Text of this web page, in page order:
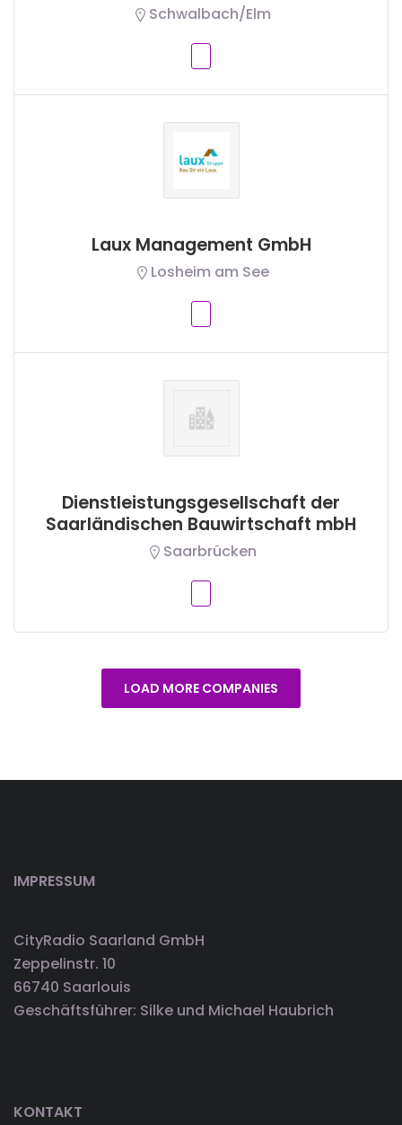
Schwalbach/Elm
Laux Management GmbH
Losheim am See
Dienstleistungsgesellschaft der
Saarländischen Bauwirtschaft mbH
Saarbrücken
LOAD MORE COMPANIES
IMPRESSUM
CityRadio Saarland GmbH
Zeppelinstr. 10
66740 Saarlouis
Geschäftsführer: Silke und Michael Haubrich
KONTAKT